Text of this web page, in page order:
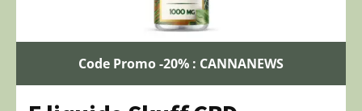
Code Promo -20% : CANNANEWS